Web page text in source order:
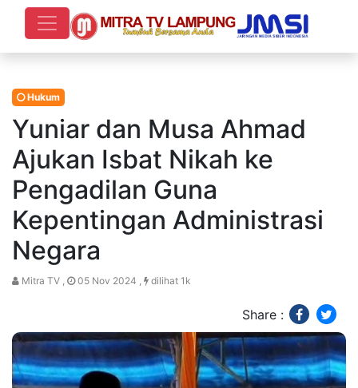
Hukum
Yuniar dan Musa Ahmad
Ajukan Isbat Nikah ke
Pengadilan Guna
Kepentingan Administrasi
Negara
Mitra TV , 05 Nov 2024 , dilihat 1k
Share :